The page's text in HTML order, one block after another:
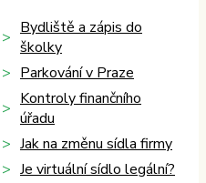
Bydliště a zápis do
školky
Parkování v Praze
Kontroly finančního
úřadu
Jak na změnu sídla firmy
Je virtuální sídlo legální?